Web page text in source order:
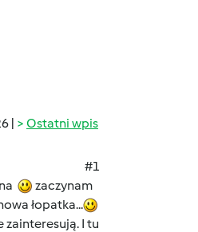
| Ostatni wpis
#1
zaczynam
łopatka...
I tu